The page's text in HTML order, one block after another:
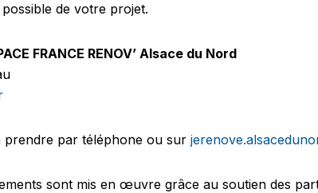
de votre projet.
FRANCE RENOV’ Alsace du Nord
prendre par téléphone ou sur
sont mis en œuvre grâce au soutien des